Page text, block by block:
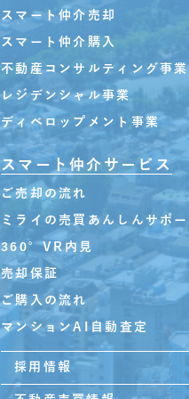
スマート仲介売却
スマート仲介購入
不動産コンサルティング事業
レジデンシャル事業
ディベロップメント事業
スマート仲介サービス
ご売却の流れ
ミライの売買あんしんサポ
360°VR内見
売却保証
ご購入の流れ
マンションAI自動査定
採用情報